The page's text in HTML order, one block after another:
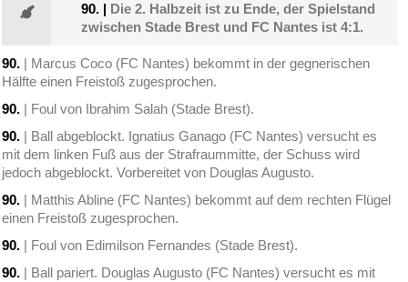
90. | Die 2. Halbzeit ist zu Ende, der Spielstand
zwischen Stade Brest und FC Nantes ist 4:1.
90. | Marcus Coco (FC Nantes) bekommt in der gegnerischen
Hälfte einen Freistoß zugesprochen.
90. | Foul von Ibrahim Salah (Stade Brest).
90. | Ball abgeblockt. Ignatius Ganago (FC Nantes) versucht es
mit dem linken Fuß aus der Strafraummitte, der Schuss wird
jedoch abgeblockt. Vorbereitet von Douglas Augusto.
90. | Matthis Abline (FC Nantes) bekommt auf dem rechten Flügel
einen Freistoß zugesprochen.
90. | Foul von Edimilson Fernandes (Stade Brest).
90. | Ball pariert. Douglas Augusto (FC Nantes) versucht es mit